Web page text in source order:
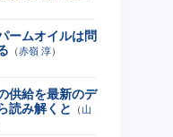
ームオイルは問
（赤嶺 淳）
供給を最新のデ
読み解くと
（山